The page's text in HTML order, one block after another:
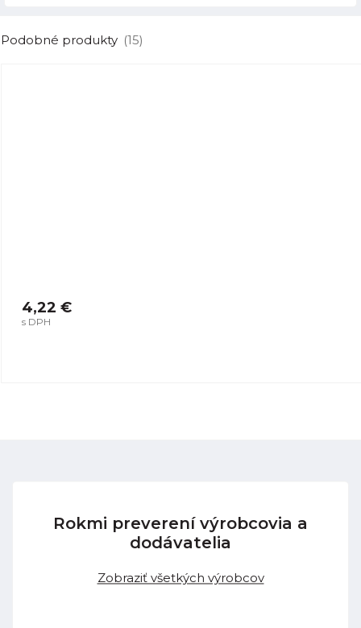
Podobné produkty (15)
4,22 €
s DPH
Rokmi preverení výrobcovia a
dodávatelia
Zobraziť všetkých výrobcov